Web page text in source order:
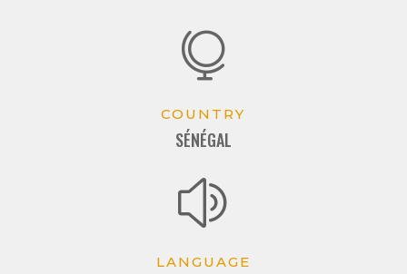

COUNTRY
SÉNÉGAL
z
LANGUAGE